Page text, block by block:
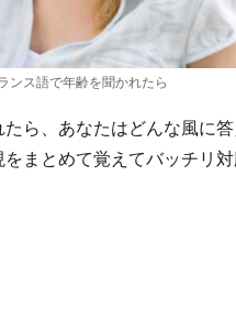
ンス語で年齢を聞かれたら
ら、あなたはどんな風に
まとめて覚えてバッチリ